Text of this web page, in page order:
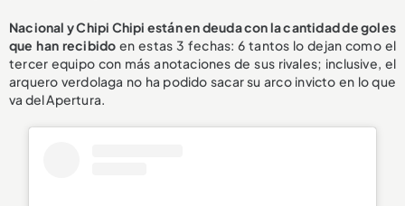
Nacional y Chipi Chipi están en deuda con la cantidad de goles
que han recibidoen estas 3 fechas: 6 tantos lo dejan como el
tercer equipo con más anotaciones de sus rivales; inclusive, el
arquero verdolaga no ha podido sacar su arco invicto en lo que
va del Apertura.